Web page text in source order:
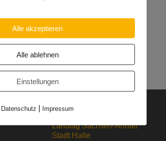
Landtag Sachsen-Anhalt
Stadt Halle
Alle akzeptieren
Alle ablehnen
Einstellungen
Datenschutz | Impressum